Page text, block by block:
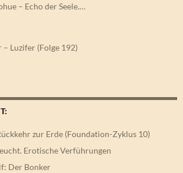
– Echo der Seele.…
– Luzifer (Folge 192)
zur Erde (Foundation-Zyklus 10)
Erotische Verführungen
Der Bonker